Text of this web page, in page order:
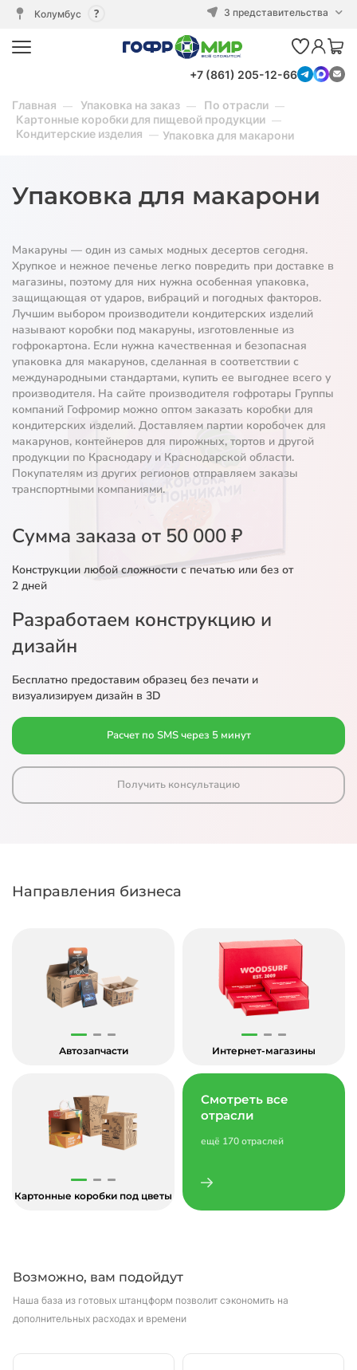
Колумбус 3 представительства
+7 (861) 205-12-66
Главная Упаковка на заказ
По отрасли
Картонные коробки для пищевой продукции
Кондитерские изделия
Упаковка для макарони
Упаковка для макарони
Макаруны — один из самых модных десертов сегодня.
Хрупкое и нежное печенье легко повредить при доставке в
магазины, поэтому для них нужна особенная упаковка,
защищающая от ударов, вибраций и погодных факторов.
Лучшим выбором производители кондитерских изделий
называют коробки под макаруны, изготовленные из
гофрокартона. Если нужна качественная и безопасная
упаковка для макарунов, сделанная в соответствии с
международными стандартами, купить ее выгоднее всего у
производителя. На сайте производителя гофротары Группы
компаний Гофромир можно оптом заказать коробки для
кондитерских изделий. Доставляем партии коробочек для
макарунов, контейнеров для пирожных, тортов и другой
продукции по Краснодару и Краснодарской области.
Покупателям из других регионов отправляем заказы
транспортными компаниями.
Сумма заказа от 50 000 ₽
Конструкции любой сложности с печатью или без от
2 дней
Разработаем конструкцию и
дизайн
Бесплатно предоставим образец без печати и
визуализируем дизайн в 3D
Расчет по SMS через 5 минут
Получить консультацию
Направления бизнеса
Автозапчасти Интернет-магазины
Картонные коробки под цветы
Смотреть все
отрасли
ещё 170 отраслей
Возможно, вам подойдут
Наша база из готовых штанцформ позволит сэкономить на
дополнительных расходах и времени